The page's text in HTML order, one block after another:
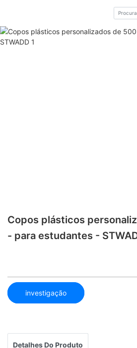
Copos plásticos
- para estudantes -
investigação
Detalhes Do Produto